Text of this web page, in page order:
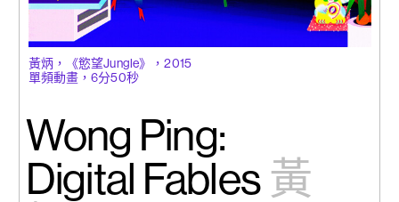
English
Wong Ping:
Digital Fables 黃
黃炳，《慾望Jungle》，2015
單頻動畫，6分50秒